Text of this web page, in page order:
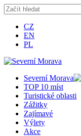
CZ
EN
PL
Severní Morava
TOP 10 míst
Turistické oblasti
Zážitky
Zajímavé
Výlety
Akce